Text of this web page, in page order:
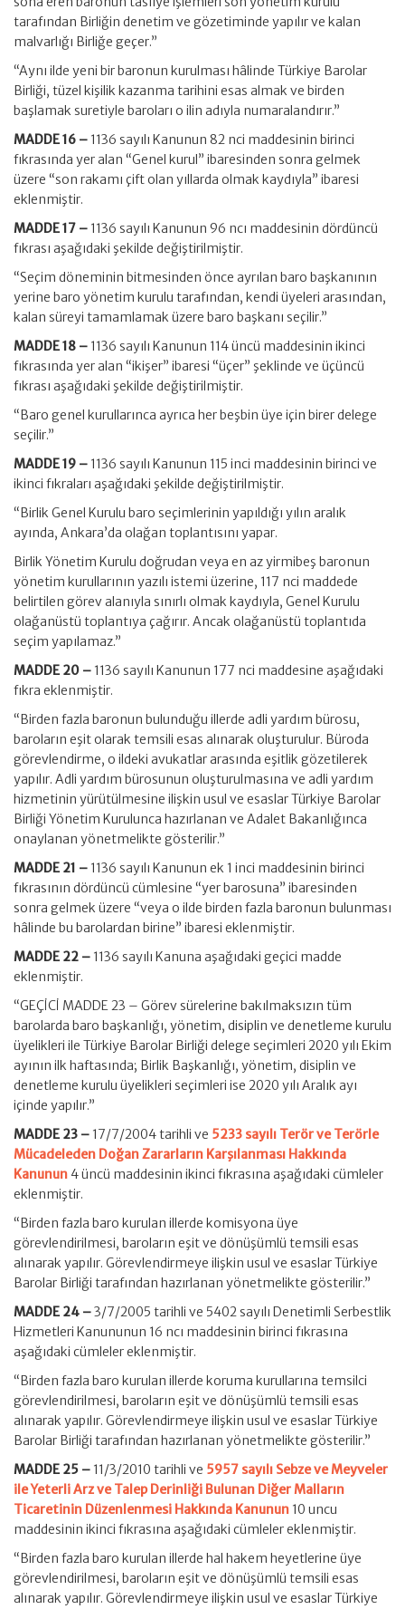
tarafından Birliğin denetim ve gözetiminde yapılır ve kalan
malvarlığı Birliğe geçer.”
“Aynı ilde yeni bir baronun kurulması hâlinde Türkiye Barolar
Birliği, tüzel kişilik kazanma tarihini esas almak ve birden
başlamak suretiyle baroları o ilin adıyla numaralandırır.”
MADDE 16 – 1136 sayılı Kanunun 82 nci maddesinin birinci
fıkrasında yer alan “Genel kurul” ibaresinden sonra gelmek
üzere “son rakamı çift olan yıllarda olmak kaydıyla” ibaresi
eklenmiştir.
MADDE 17 – 1136 sayılı Kanunun 96 ncı maddesinin dördüncü
fıkrası aşağıdaki şekilde değiştirilmiştir.
“Seçim döneminin bitmesinden önce ayrılan baro başkanının
yerine baro yönetim kurulu tarafından, kendi üyeleri arasından,
kalan süreyi tamamlamak üzere baro başkanı seçilir.”
MADDE 18 – 1136 sayılı Kanunun 114 üncü maddesinin ikinci
fıkrasında yer alan “ikişer” ibaresi “üçer” şeklinde ve üçüncü
fıkrası aşağıdaki şekilde değiştirilmiştir.
“Baro genel kurullarınca ayrıca her beşbin üye için birer delege
seçilir.”
MADDE 19 – 1136 sayılı Kanunun 115 inci maddesinin birinci ve
ikinci fıkraları aşağıdaki şekilde değiştirilmiştir.
“Birlik Genel Kurulu baro seçimlerinin yapıldığı yılın aralık
ayında, Ankara’da olağan toplantısını yapar.
Birlik Yönetim Kurulu doğrudan veya en az yirmibeş baronun
yönetim kurullarının yazılı istemi üzerine, 117 nci maddede
belirtilen görev alanıyla sınırlı olmak kaydıyla, Genel Kurulu
olağanüstü toplantıya çağırır. Ancak olağanüstü toplantıda
seçim yapılamaz.”
MADDE 20 – 1136 sayılı Kanunun 177 nci maddesine aşağıdaki
fıkra eklenmiştir.
“Birden fazla baronun bulunduğu illerde adli yardım bürosu,
baroların eşit olarak temsili esas alınarak oluşturulur. Büroda
görevlendirme, o ildeki avukatlar arasında eşitlik gözetilerek
yapılır. Adli yardım bürosunun oluşturulmasına ve adli yardım
hizmetinin yürütülmesine ilişkin usul ve esaslar Türkiye Barolar
Birliği Yönetim Kurulunca hazırlanan ve Adalet Bakanlığınca
onaylanan yönetmelikte gösterilir.”
MADDE 21 – 1136 sayılı Kanunun ek 1 inci maddesinin birinci
fıkrasının dördüncü cümlesine “yer barosuna” ibaresinden
sonra gelmek üzere “veya o ilde birden fazla baronun bulunması
hâlinde bu barolardan birine” ibaresi eklenmiştir.
MADDE 22 – 1136 sayılı Kanuna aşağıdaki geçici madde
eklenmiştir.
“GEÇİCİ MADDE 23 – Görev sürelerine bakılmaksızın tüm
barolarda baro başkanlığı, yönetim, disiplin ve denetleme kurulu
üyelikleri ile Türkiye Barolar Birliği delege seçimleri 2020 yılı Ekim
ayının ilk haftasında; Birlik Başkanlığı, yönetim, disiplin ve
denetleme kurulu üyelikleri seçimleri ise 2020 yılı Aralık ayı
içinde yapılır.”
MADDE 23 – 17/7/2004 tarihli ve 5233 sayılı Terör ve Terörle
Mücadeleden Doğan Zararların Karşılanması Hakkında
Kanunun 4 üncü maddesinin ikinci fıkrasına aşağıdaki cümleler
eklenmiştir.
“Birden fazla baro kurulan illerde komisyona üye
görevlendirilmesi, baroların eşit ve dönüşümlü temsili esas
alınarak yapılır. Görevlendirmeye ilişkin usul ve esaslar Türkiye
Barolar Birliği tarafından hazırlanan yönetmelikte gösterilir.”
MADDE 24 –3/7/2005 tarihli ve 5402 sayılı Denetimli Serbestlik
Hizmetleri Kanununun 16 ncı maddesinin birinci fıkrasına
aşağıdaki cümleler eklenmiştir.
“Birden fazla baro kurulan illerde koruma kurullarına temsilci
görevlendirilmesi, baroların eşit ve dönüşümlü temsili esas
alınarak yapılır. Görevlendirmeye ilişkin usul ve esaslar Türkiye
Barolar Birliği tarafından hazırlanan yönetmelikte gösterilir.”
MADDE 25 – 11/3/2010 tarihli ve 5957 sayılı Sebze ve Meyveler
ile Yeterli Arz ve Talep Derinliği Bulunan Diğer Malların
Ticaretinin Düzenlenmesi Hakkında Kanunun 10 uncu
maddesinin ikinci fıkrasına aşağıdaki cümleler eklenmiştir.
“Birden fazla baro kurulan illerde hal hakem heyetlerine üye
görevlendirilmesi, baroların eşit ve dönüşümlü temsili esas
alınarak yapılır. Görevlendirmeye ilişkin usul ve esaslar Türkiye